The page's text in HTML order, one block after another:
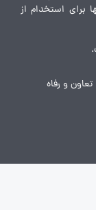
برای استخدام از
و رفاه